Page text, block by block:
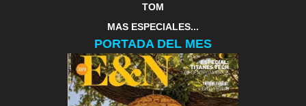
TOM
MAS ESPECIALES...
PORTADA DEL MES